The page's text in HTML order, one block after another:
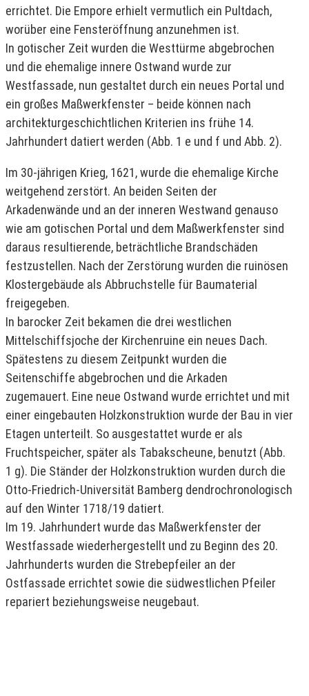
errichtet. Die Empore erhielt vermutlich ein Pultdach,
worüber eine Fensteröffnung anzunehmen ist.
In gotischer Zeit wurden die Westtürme abgebrochen
und die ehemalige innere Ostwand wurde zur
Westfassade, nun gestaltet durch ein neues Portal und
ein großes Maßwerkfenster – beide können nach
architekturgeschichtlichen Kriterien ins frühe 14.
Jahrhundert datiert werden (Abb. 1 e und f und Abb. 2).
Im 30-jährigen Krieg, 1621, wurde die ehemalige Kirche
weitgehend zerstört. An beiden Seiten der
Arkadenwände und an der inneren Westwand genauso
wie am gotischen Portal und dem Maßwerkfenster sind
daraus resultierende, beträchtliche Brandschäden
festzustellen. Nach der Zerstörung wurden die ruinösen
Klostergebäude als Abbruchstelle für Baumaterial
freigegeben.
In barocker Zeit bekamen die drei westlichen
Mittelschiffsjoche der Kirchenruine ein neues Dach.
Spätestens zu diesem Zeitpunkt wurden die
Seitenschiffe abgebrochen und die Arkaden
zugemauert. Eine neue Ostwand wurde errichtet und mit
einer eingebauten Holzkonstruktion wurde der Bau in vier
Etagen unterteilt. So ausgestattet wurde er als
Fruchtspeicher, später als Tabakscheune, benutzt (Abb.
1 g). Die Ständer der Holzkonstruktion wurden durch die
Otto-Friedrich-Universität Bamberg dendrochronologisch
auf den Winter 1718/19 datiert.
Im 19. Jahrhundert wurde das Maßwerkfenster der
Westfassade wiederhergestellt und zu Beginn des 20.
Jahrhunderts wurden die Strebepfeiler an der
Ostfassade errichtet sowie die südwestlichen Pfeiler
repariert beziehungsweise neugebaut.